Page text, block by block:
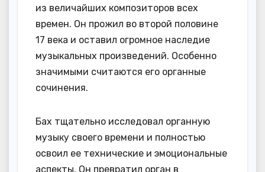
из величайших композиторов всех
времен. Он прожил во второй половине
17 века и оставил огромное наследие
музыкальных произведений. Особенно
значимыми считаются его органные
сочинения.
Бах тщательно исследовал органную
музыку своего времени и полностью
освоил ее технические и эмоциональные
аспекты. Он превратил орган в